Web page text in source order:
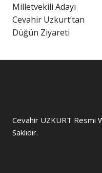
Milletvekili Adayı
Cevahir Uzkurt’tan
Düğün Ziyareti
Cevahir UZKURT Resmi
Saklıdır.